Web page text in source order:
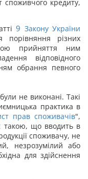
кредиту,
9 Закону України
порівняння різних
прийняття ним
відповідного
обрання певного
не виконані. Такі
практика в
прав споживачів",
такою, що вводить в
споживачу, не
незрозумілий або
для здійснення